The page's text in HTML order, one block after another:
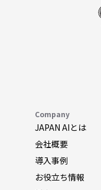
Company
JAPAN AIとは
会社概要
導入事例
お役立ち情報